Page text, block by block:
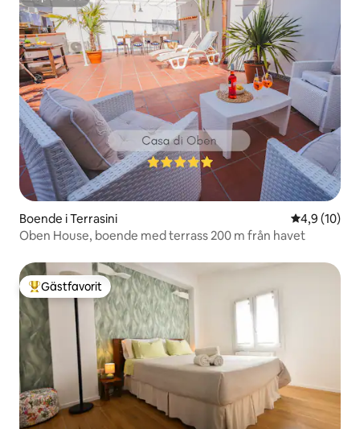
Superhost
Boende i Terrasini 4,9 av 5 i
4,9 (10)
Oben House, boende med terrass 200 m från havet
Populär gästfavorit
Gästfavorit